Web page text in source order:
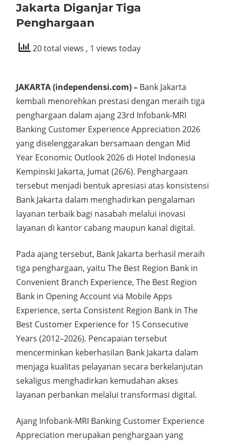
Jakarta Diganjar Tiga
Penghargaan
20 total views , 1 views today
JAKARTA (independensi.com) – Bank Jakarta
kembali menorehkan prestasi dengan meraih tiga
penghargaan dalam ajang 23rd Infobank-MRI
Banking Customer Experience Appreciation 2026
yang diselenggarakan bersamaan dengan Mid
Year Economic Outlook 2026 di Hotel Indonesia
Kempinski Jakarta, Jumat (26/6). Penghargaan
tersebut menjadi bentuk apresiasi atas konsistensi
Bank Jakarta dalam menghadirkan pengalaman
layanan terbaik bagi nasabah melalui inovasi
layanan di kantor cabang maupun kanal digital.
Pada ajang tersebut, Bank Jakarta berhasil meraih
tiga penghargaan, yaitu The Best Region Bank in
Convenient Branch Experience, The Best Region
Bank in Opening Account via Mobile Apps
Experience, serta Consistent Region Bank in The
Best Customer Experience for 15 Consecutive
Years (2012–2026). Pencapaian tersebut
mencerminkan keberhasilan Bank Jakarta dalam
menjaga kualitas pelayanan secara berkelanjutan
sekaligus menghadirkan kemudahan akses
layanan perbankan melalui transformasi digital.
Ajang Infobank-MRI Banking Customer Experience
Appreciation merupakan penghargaan yang